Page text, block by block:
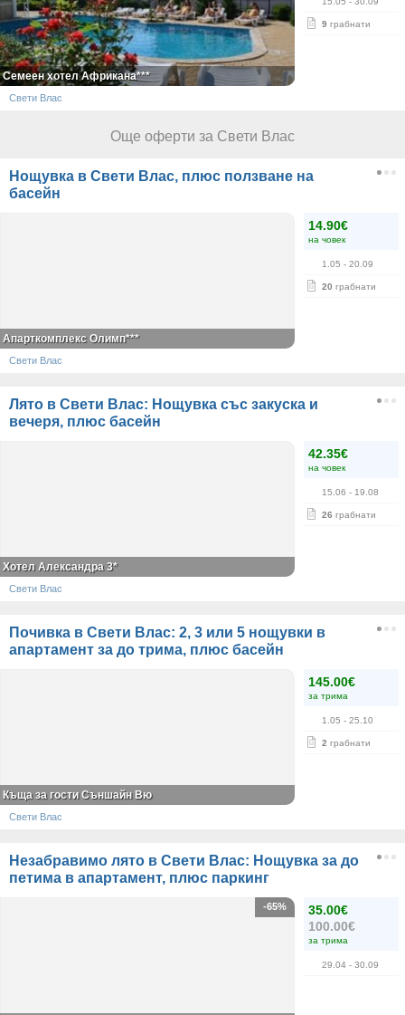
9 грабнати
Семеен хотел Африкана***
Свети Влас
Още оферти за Свети Влас
Нощувка в Свети Влас, плюс ползване на
басейн
14.90€
на човек
1.05 - 20.09
20 грабнати
Апарткомплекс Олимп***
Свети Влас
Лято в Свети Влас: Нощувка със закуска и
вечеря, плюс басейн
42.35€
на човек
15.06 - 19.08
26 грабнати
Хотел Александра 3*
Свети Влас
Почивка в Свети Влас: 2, 3 или 5 нощувки в
апартамент за до трима, плюс басейн
145.00€
за трима
1.05 - 25.10
2 грабнати
Къща за гости Съншайн Вю
Свети Влас
Незабравимо лято в Свети Влас: Нощувка за до
петима в апартамент, плюс паркинг
35.00€
100.00€
за трима
29.04 - 30.09
-65%